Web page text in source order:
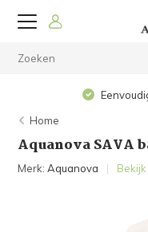
Home
Aquanova SAVA
Merk:Aquanova